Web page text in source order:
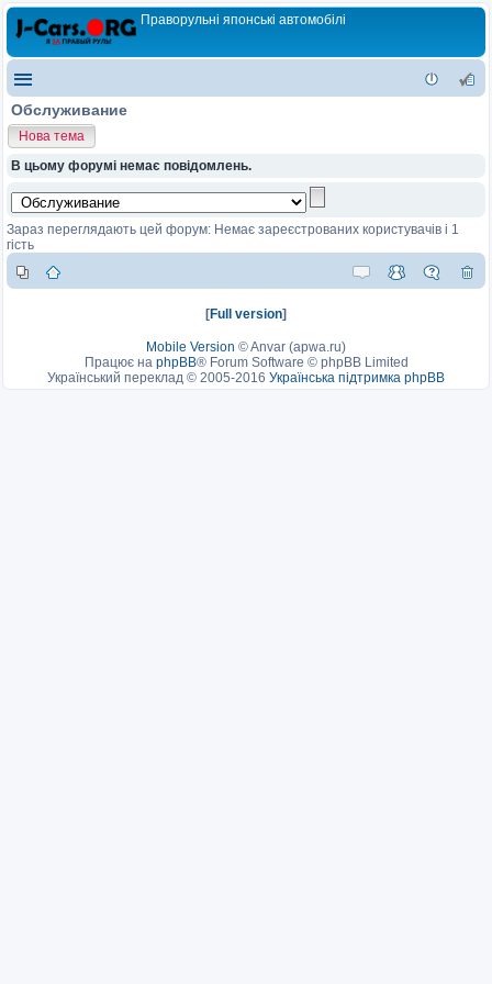
Праворульні японські автомобілі
Обслуживание
Нова тема
В цьому форумі немає повідомлень.
Зараз переглядають цей форум: Немає зареєстрованих користувачів і 1
гість
[Full version]
Mobile Version ©Anvar (apwa.ru)
Працює на phpBB® Forum Software © phpBB Limited
Український переклад © 2005-2016 Українська підтримка phpBB